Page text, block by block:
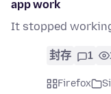
app work
It stopped
封存 1
Firefox